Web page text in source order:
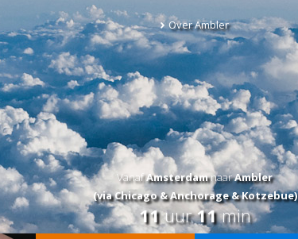
Over Ambler
VanafAmsterdamnaarAmbler
(via Chicago & Anchorage & Kotzebue)
11uur11min